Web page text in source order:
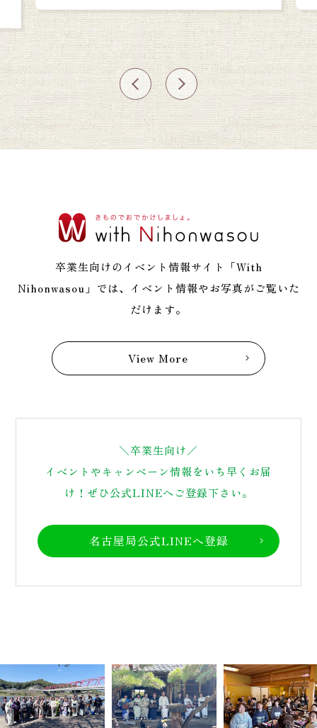
卒業生向けのイベント情報サイト「With
Nihonwasou」では、イベント情報やお写真がご覧いた
だけます。
View More chevron_right
＼卒業生向け／
イベントやキャンペーン情報をいち早くお届
け！ ぜひ公式LINEへご登録下さい。
名古屋局公式LINEへ登録 chevron_right